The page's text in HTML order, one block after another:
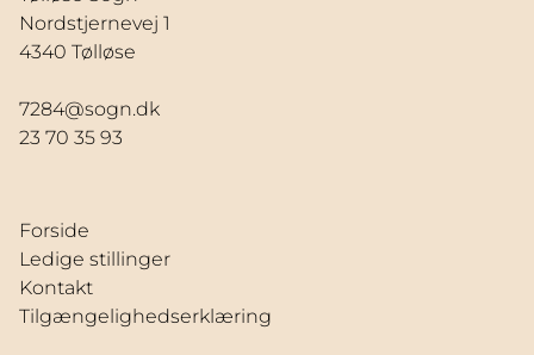
Nordstjernevej 1
4340 Tølløse
7284@sogn.dk
23 70 35 93
Forside
Ledige stillinger
Kontakt
Tilgængelighedserklæring